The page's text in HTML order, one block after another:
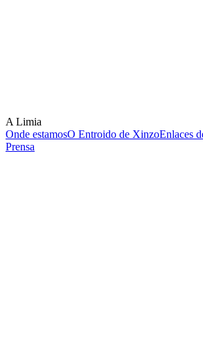
A Limia
Onde estamosO Entroido de XinzoEnlaces
Prensa